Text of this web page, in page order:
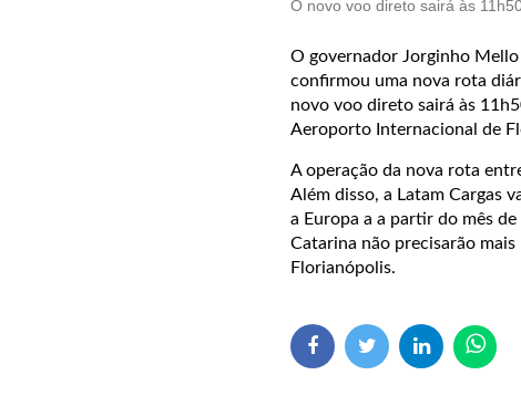
O novo voo direto sairá às
O governador Jorginho
confirmou uma nova rota
novo voo direto sairá às
Aeroporto Internacional de
A operação da nova rota
Além disso, a Latam Cargas
a Europa a a partir do mês
Catarina não precisarão
Florianópolis.